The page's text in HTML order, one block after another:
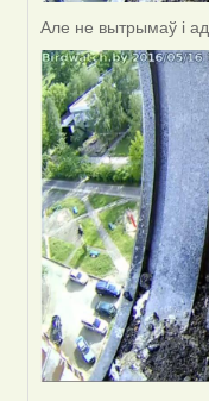
Але не вытрымаў і